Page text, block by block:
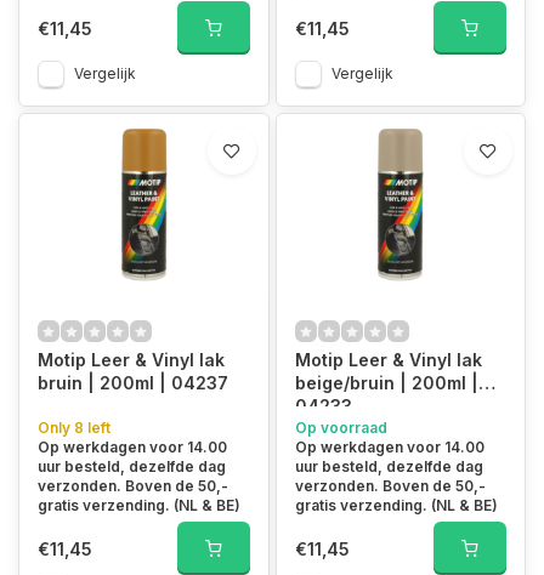
€11,45
Vergelijk
€11,45
Vergelijk
Motip Leer & Vinyl lak
bruin | 200ml | 04237
Only 8 left
Op werkdagen voor 14.00
uur besteld, dezelfde dag
verzonden. Boven de 50,-
gratis verzending. (NL & BE)
€11,45
Motip Leer & Vinyl lak
beige/bruin | 200ml |
04233
Op voorraad
Op werkdagen voor 14.00
uur besteld, dezelfde dag
verzonden. Boven de 50,-
gratis verzending. (NL & BE)
€11,45